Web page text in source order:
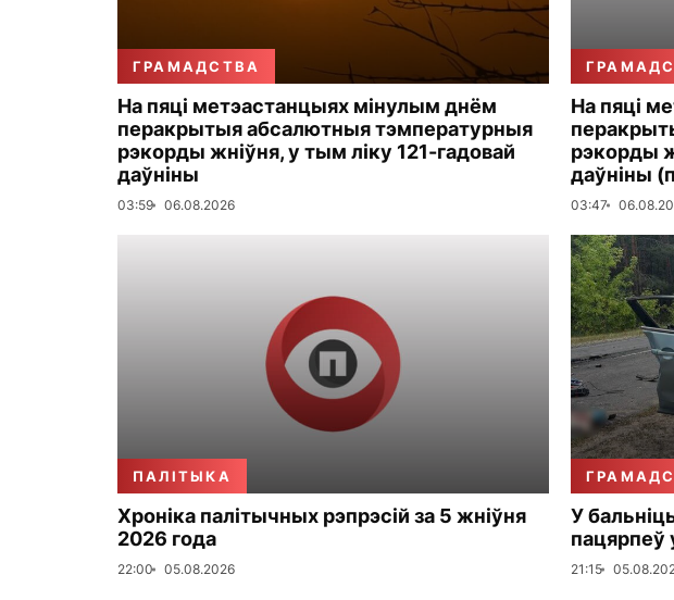
ГРАМАДСТВА
На пяці метэастанцыях мінулым днём
перакрытыя абсалютныя тэмпературныя
рэкорды жніўня, у тым ліку 121-гадовай
даўніны
03:59 06.08.2026
На пяці
рэкорды
даўніны
03:47
ПАЛІТЫКА
Хроніка палітычных рэпрэсій за 5 жніўня
2026 года
22:00 05.08.2026
У
пацярпеў
21:15